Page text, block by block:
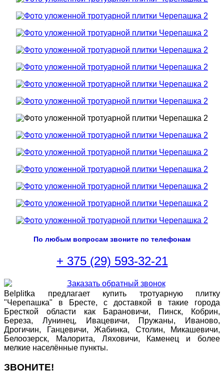
По любым вопросам звоните по телефонам
+ 375 (29) 593-32-21
Belplitka предлагает купить тротуарную плитку
"Черепашка" в Бресте, с доставкой в такие города
Бресткой области как Барановичи, Пинск, Кобрин,
Береза, Лунинец, Ивацевичи, Пружаны, Иваново,
Дрогичин, Ганцевичи, Жабинка, Столин, Микашевичи,
Белоозерск, Малорита, Ляховичи, Каменец и более
мелкие населённые пункты.
ЗВОНИТЕ!